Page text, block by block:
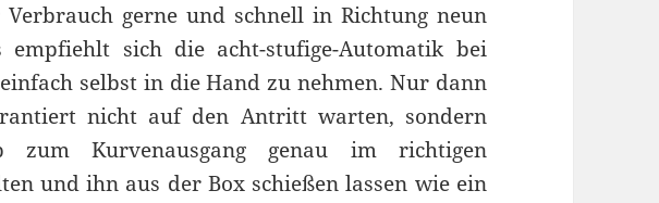
gerne und schnell in Richtung neun
sich die acht-stufige-Automatik bei
selbst in die Hand zu nehmen. Nur dann
nicht auf den Antritt warten, sondern
zum Kurvenausgang genau im richtigen
und ihn aus der Box schießen lassen wie ein